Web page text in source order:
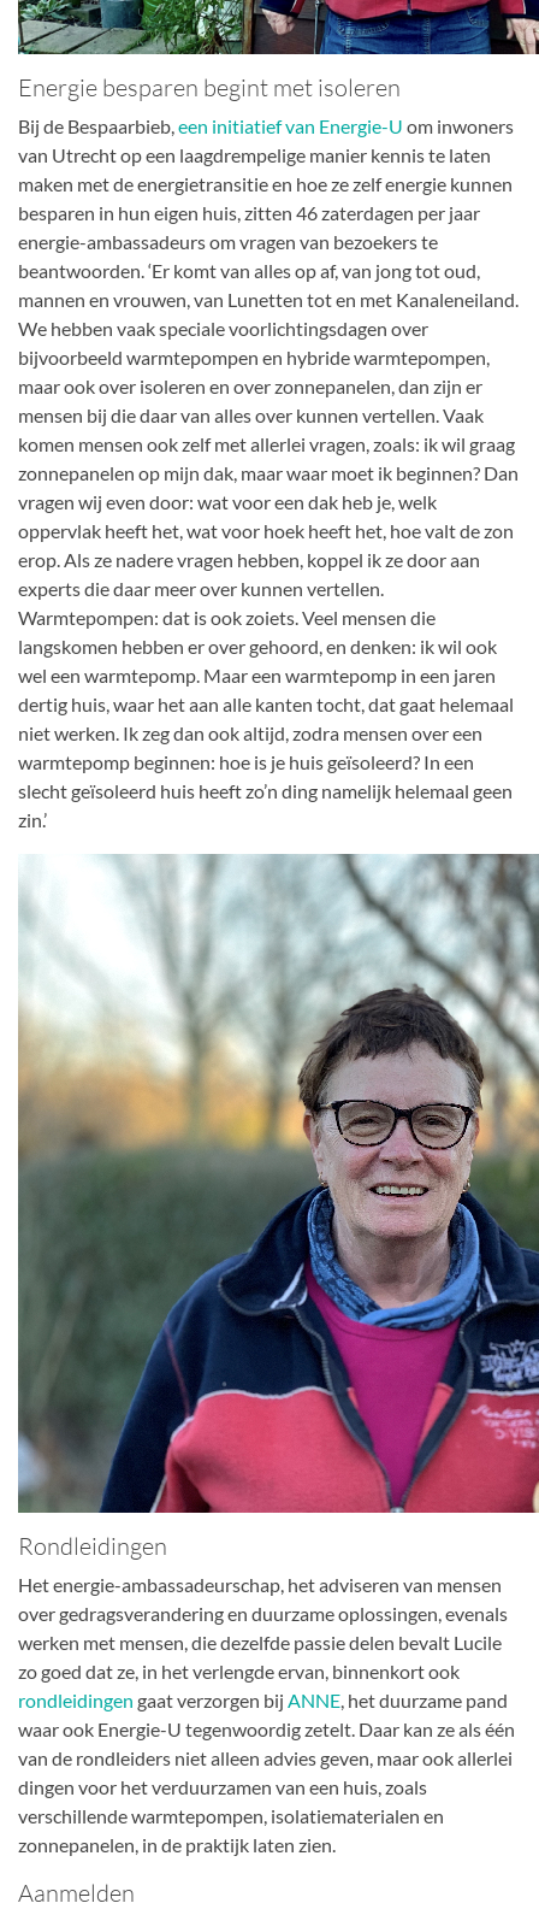
Energie besparen begint met isoleren
Bij de Bespaarbieb,een initiatief van Energie-U om inwoners
van Utrecht op een laagdrempelige manier kennis te laten
maken met de energietransitie en hoe ze zelf energie kunnen
besparen in hun eigen huis, zitten 46 zaterdagen per jaar
energie-ambassadeurs om vragen van bezoekers te
beantwoorden. ‘Er komt van alles op af, van jong tot oud,
mannen en vrouwen, van Lunetten tot en met Kanaleneiland.
We hebben vaak speciale voorlichtingsdagen over
bijvoorbeeld warmtepompen en hybride warmtepompen,
maar ook over isoleren en over zonnepanelen, dan zijn er
mensen bij die daar van alles over kunnen vertellen. Vaak
komen mensen ook zelf met allerlei vragen, zoals: ik wil graag
zonnepanelen op mijn dak, maar waar moet ik beginnen? Dan
vragen wij even door: wat voor een dak heb je, welk
oppervlak heeft het, wat voor hoek heeft het, hoe valt de zon
erop. Als ze nadere vragen hebben, koppel ik ze door aan
experts die daar meer over kunnen vertellen.
Warmtepompen: dat is ook zoiets. Veel mensen die
langskomen hebben er over gehoord, en denken: ik wil ook
wel een warmtepomp. Maar een warmtepomp in een jaren
dertig huis, waar het aan alle kanten tocht, dat gaat helemaal
niet werken. Ik zeg dan ook altijd, zodra mensen over een
warmtepomp beginnen: hoe is je huis geïsoleerd? In een
slecht geïsoleerd huis heeft zo’n ding namelijk helemaal geen
zin.’
Rondleidingen
Het energie-ambassadeurschap, het adviseren van mensen
over gedragsverandering en duurzame oplossingen, evenals
werken met mensen, die dezelfde passie delen bevalt Lucile
zo goed dat ze, in het verlengde ervan, binnenkort ook
rondleidingen gaat verzorgen bij ANNE, het duurzame pand
waar ook Energie-U tegenwoordig zetelt. Daar kan ze als één
van de rondleiders niet alleen advies geven, maar ook allerlei
dingen voor het verduurzamen van een huis, zoals
verschillende warmtepompen, isolatiematerialen en
zonnepanelen, in de praktijk laten zien.
Aanmelden